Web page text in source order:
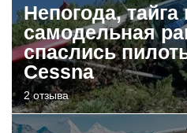
Непогода, тайга
самодельная
спаслись
Cessna
2 отзыва